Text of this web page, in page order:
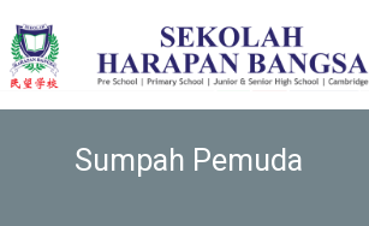
Sumpah Pemuda